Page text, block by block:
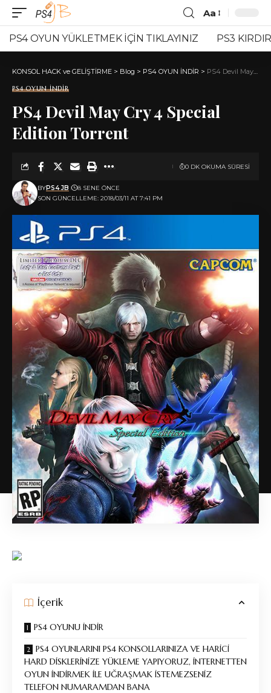
Font
Resizer
Aa
PS4 OYUN YÜKLETMEK İÇİN TIKLAYINIZ PS3
KONSOL HACK ve GELİŞTİRME > Blog > PS4 OYUN İNDİR > PS4 Devil May Cry 4 Special Edition Torrent
PS4 OYUN İNDİR
PS4 Devil May Cry 4 Special
Edition Torrent
SON GÜNCELLEME: 2018/03/11 AT 7:41 PM
BYPS4 JB 8 SENE ÖNCE
0 DK OKUMA SÜRESI
İçerik
PS4 OYUNU İNDİR
PS4 OYUNLARINI PS4 KONSOLLARINIZA VE HARİCİ
HARD DİSKLERİNİZE YÜKLEME YAPIYORUZ, İNTERNETTEN
OYUN İNDİRMEK İLE UĞRAŞMAK İSTEMEZSENİZ
TELEFON NUMARAMDAN BANA